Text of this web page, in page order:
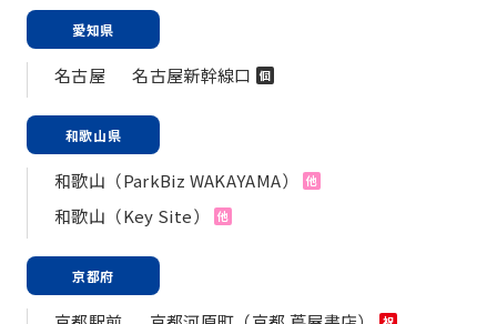
愛知県
名古屋 名古屋新幹線口 個
和歌山県
和歌山（ParkBiz WAKAYAMA） 他
和歌山（Key Site） 他
京都府